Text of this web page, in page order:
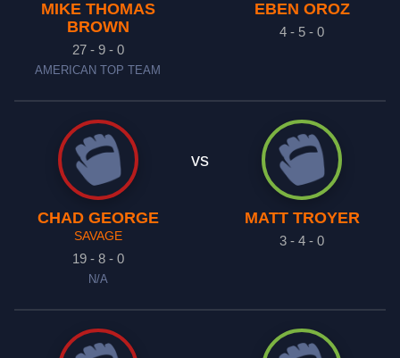
MIKE THOMAS
BROWN
27 - 9 - 0
AMERICAN TOP TEAM
EBEN OROZ
4 - 5 - 0
CHAD GEORGE
SAVAGE
19 - 8 - 0
N/A
vs
MATT TROYER
3 - 4 - 0